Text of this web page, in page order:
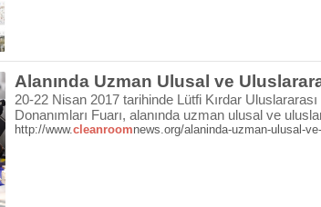
Alanında Uzman Ulusal ve
20-22 Nisan 2017 tarihinde Lütfi Kırdar
Donanımları Fuarı, alanında uzman ulusal ve
http://www.cleanroomnews.org/alaninda-uzman-ulusal-